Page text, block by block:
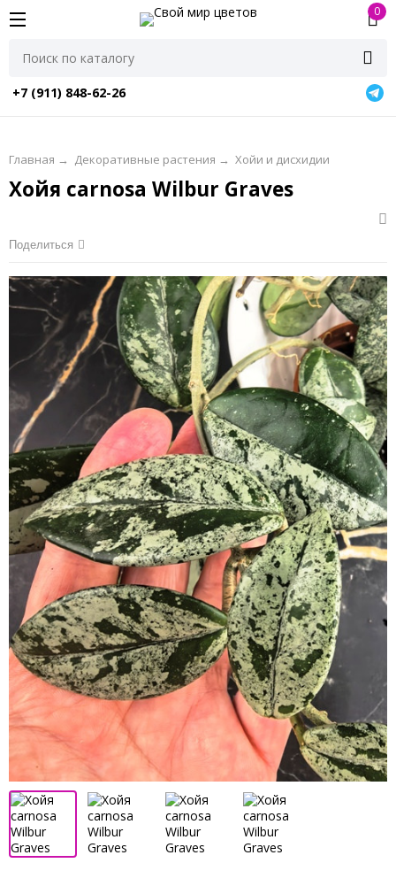
0
+7 (911) 848-62-26
Главная → Декоративные растения → Хойи и дисхидии
Хойя carnosa Wilbur Graves
Поделиться